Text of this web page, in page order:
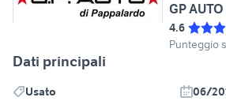
GP
4.6
Punteggio
Dati principali
Usato
06/